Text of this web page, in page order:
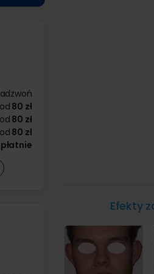
od 80 zł
od 80 zł
od 80 zł
Efekty